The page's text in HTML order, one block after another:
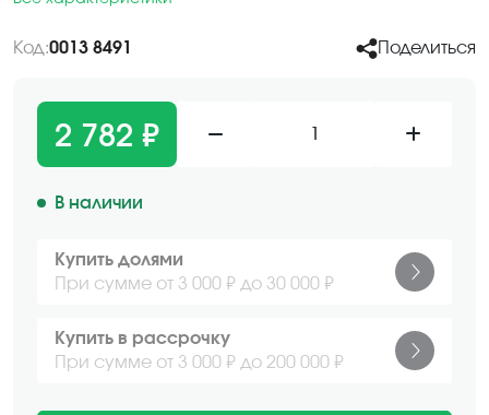
Код:0013 8491 Поделиться
2 782 ₽
В наличии
Купить долями
При сумме от 3 000 ₽ до 30 000 ₽
Купить в рассрочку
При сумме от 3 000 ₽ до 200 000 ₽